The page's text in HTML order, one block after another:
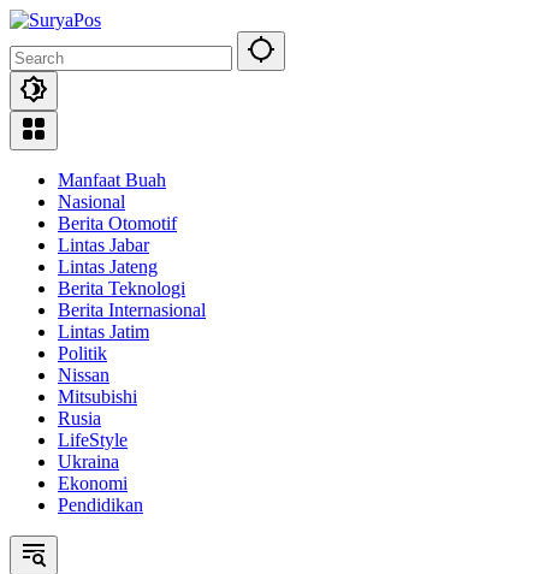
Skip
content
Manfaat Buah
Nasional
Berita Otomotif
Lintas Jabar
Lintas Jateng
Berita Teknologi
Berita Internasional
Lintas Jatim
Politik
Nissan
Mitsubishi
Rusia
LifeStyle
Ukraina
Ekonomi
Pendidikan